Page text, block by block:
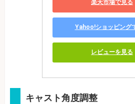
楽天市場で見る
Yahoo!ショッピング
レビューを見る
キャスト角度調整